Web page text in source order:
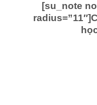
[su_note
radius=”11″]